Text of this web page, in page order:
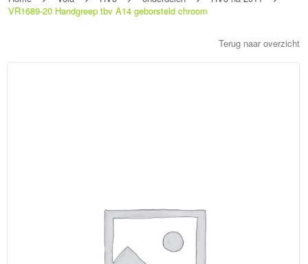
VR1689-20 Handgreep tbv A14 geborsteld chroom
Terug naar overzicht